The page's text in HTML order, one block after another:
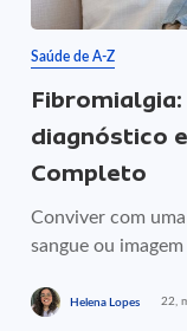
Saúde de A-Z
diagnóstico
Completo
Conviver com
sangue ou
Helena Lopes 22,